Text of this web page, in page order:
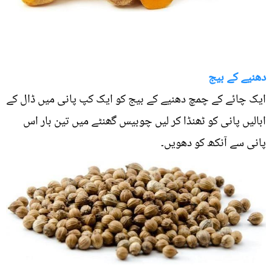
دھنیے کے بیج
ایک چائے کے چمچ دھنیے کے بیج کو ایک کپ پانی میں ڈال کے
ابالیں پانی کو ٹھنڈا کر لیں چوبیس گھنٹے میں تین بار اس
پانی سے آنکھ کو دھویں۔